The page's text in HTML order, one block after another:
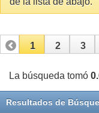
1 2 3
11 12 13
La búsqueda tomó
Resultados de